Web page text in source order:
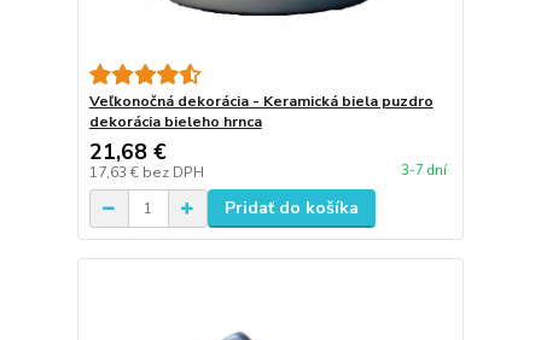
Veľkonočná dekorácia - Keramická biela puzdro
dekorácia bieleho hrnca
21,68 €
17,63 € bez DPH 3-7 dní
Pridať do košíka